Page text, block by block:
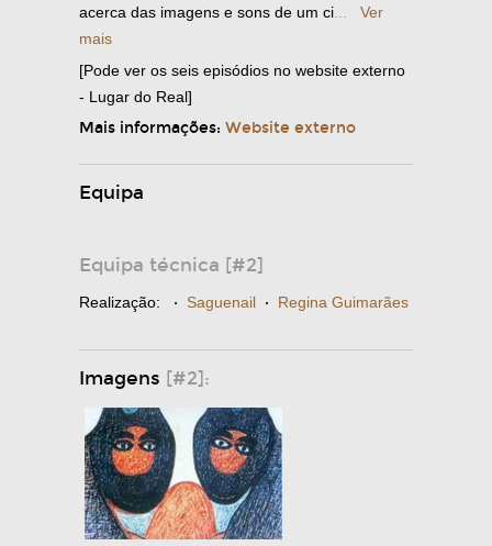
acerca das imagens e sons de um ci
Ver
mais
[Pode ver os seis episódios no website externo
- Lugar do Real]
Mais informações: Website externo
Equipa
Equipa técnica [#2]
Realização: · Saguenail · Regina Guimarães
Imagens [#2]: